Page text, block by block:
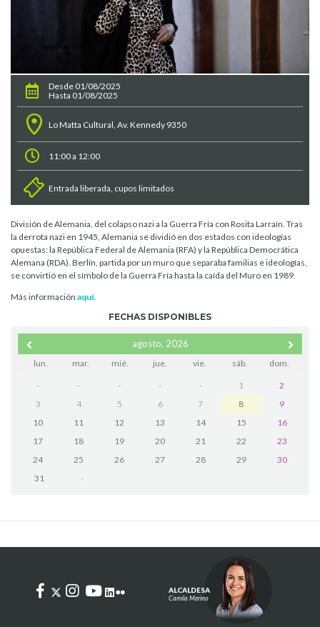
Desde 01/08/2025
Hasta 01/08/2025
Lo Matta Cultural, Av. Kennedy 9350
11:00 a 12:00
Entrada liberada, cupos limitados
División de Alemania, del colapso nazi a la Guerra Fría con Rosita Larraín. Tras
la derrota nazi en 1945, Alemania se dividió en dos estados con ideologías
opuestas: la República Federal de Alemania (RFA) y la República Democrática
Alemana (RDA). Berlín, partida por un muro que separaba familias e ideologías,
se convirtió en el símbolo de la Guerra Fría hasta la caída del Muro en 1989.
Más información aquí.
FECHAS DISPONIBLES
agosto, 2026
lun. mar. mié. jue. vie. sáb. dom.
- - - - - 1
2
3
4 5 6 7 8
9
10
11 12 13 14 15
16
17
18 19 20 21 22
23
24
25 26 27 28 29
30
31
-
ALCALDESA
Camila Merino